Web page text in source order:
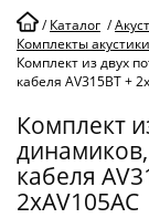
/Каталог /
Комплекты
Комплект из двух
кабеля AV315BT +
Комплект
динамиков,
кабеля
2xAV105AC